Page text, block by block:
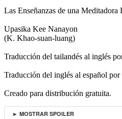
Las Enseñanzas de una Meditadora
Upasika Kee Nanayon
(K. Khao-suan-luang)
Traducción del tailandés al inglés
Traducción del inglés al español
Creado para distribución gratuita.
► MOSTRAR SPOILER